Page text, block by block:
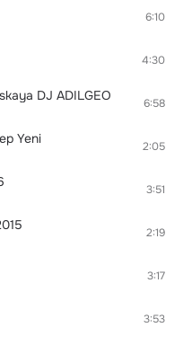
6:10
4:30
DJ ADILGEO 6:58
Yeni 2:05
3:51
2:19
3:17
3:53